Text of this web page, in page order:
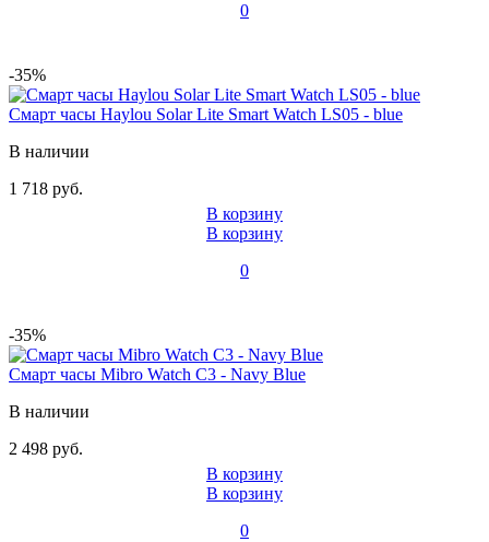
0
-35%
Смарт часы Haylou Solar Lite Smart Watch LS05 - blue
В наличии
1 718 руб.
В корзину
В корзину
0
-35%
Смарт часы Mibro Watch C3 - Navy Blue
В наличии
2 498 руб.
В корзину
В корзину
0